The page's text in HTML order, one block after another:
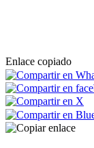
Enlace copiado